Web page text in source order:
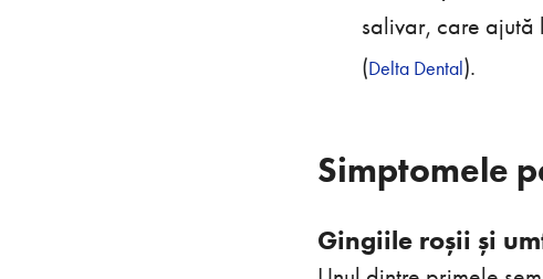
salivar, care
(Delta Dental)​.
Simptomele
Gingiile roșii și